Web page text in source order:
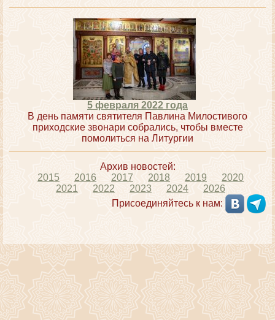
5 февраля 2022 года
В день памяти святителя Павлина Милостивого
приходские звонари собрались, чтобы вместе
помолиться на Литургии
Архив новостей:
2015
2016 2017 2018 2019
2020
2021
2022 2023 2024
2026
Присоединяйтесь к нам: